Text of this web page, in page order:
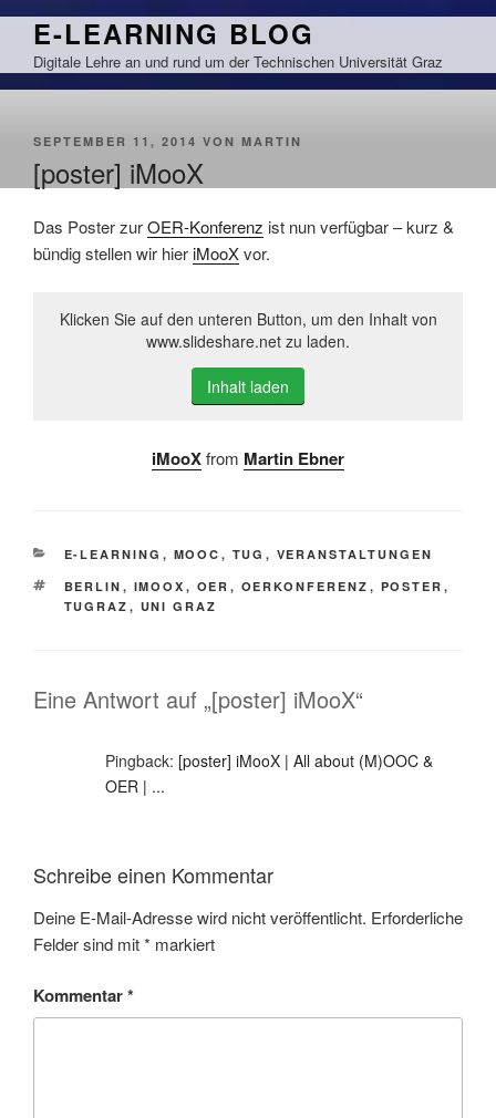
Zum
springen
E-LEARNING BLOG
Digitale Lehre an und rund um der Technischen Universität Graz
VERÖFFENTLICHT
SEPTEMBER 11, 2014 VON MARTIN
[poster] iMooX
Das Poster zurOER-Konferenz ist nun verfügbar – kurz &
bündig stellen wir hieriMooXvor.
Klicken Sie auf den unteren Button, um den Inhalt von
www.slideshare.net zu laden.
Inhalt laden
iMooXfrom Martin Ebner
KATEGORIEN
E-LEARNING , MOOC , TUG , VERANSTALTUNGEN
SCHLAGWÖRTER
BERLIN , IMOOX , OER , OERKONFERENZ , POSTER ,
TUGRAZ , UNI GRAZ
Eine Antwort auf „[poster] iMooX“
Pingback: [poster] iMooX | All about (M)OOC &
OER | ...
Schreibe einen Kommentar
Deine E-Mail-Adresse wird nicht veröffentlicht. Erforderliche
Felder sind mit* markiert
Kommentar*